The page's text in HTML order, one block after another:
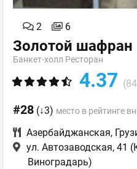
2 6
Золотой шафран
Банкет-холл Ресторан
4.37
#28 (↓3) место в рейтинге
Азербайджанская,
ул. Автозаводская, 41
Виноградарь)